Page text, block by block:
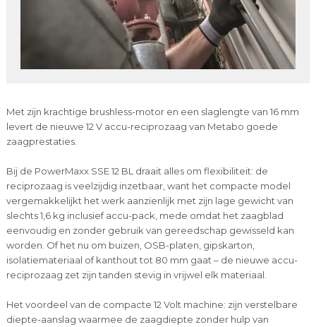
Met zijn krachtige brushless-motor en een slaglengte van 16 mm
levert de nieuwe 12 V accu-reciprozaag van Metabo goede
zaagprestaties.
Bij de PowerMaxx SSE 12 BL draait alles om flexibiliteit: de
reciprozaag is veelzijdig inzetbaar, want het compacte model
vergemakkelijkt het werk aanzienlijk met zijn lage gewicht van
slechts 1,6 kg inclusief accu-pack, mede omdat het zaagblad
eenvoudig en zonder gebruik van gereedschap gewisseld kan
worden. Of het nu om buizen, OSB-platen, gipskarton,
isolatiemateriaal of kanthout tot 80 mm gaat – de nieuwe accu-
reciprozaag zet zijn tanden stevig in vrijwel elk materiaal.
Het voordeel van de compacte 12 Volt machine: zijn verstelbare
diepte-aanslag waarmee de zaagdiepte zonder hulp van